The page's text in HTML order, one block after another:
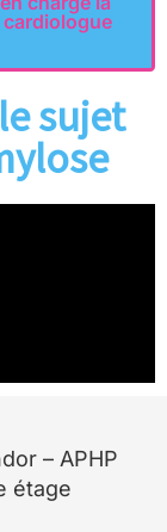
sujet
– APHP
étage